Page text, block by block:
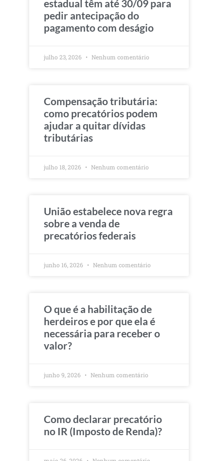
estadual têm até 30/09 para
pedir antecipação do
pagamento com deságio
julho 23, 2026 Nenhum comentário
Compensação tributária:
como precatórios podem
ajudar a quitar dívidas
tributárias
julho 18, 2026 Nenhum comentário
União estabelece nova regra
sobre a venda de
precatórios federais
junho 16, 2026 Nenhum comentário
O que é a habilitação de
herdeiros e por que ela é
necessária para receber o
valor?
junho 9, 2026 Nenhum comentário
Como declarar precatório
no IR (Imposto de Renda)?